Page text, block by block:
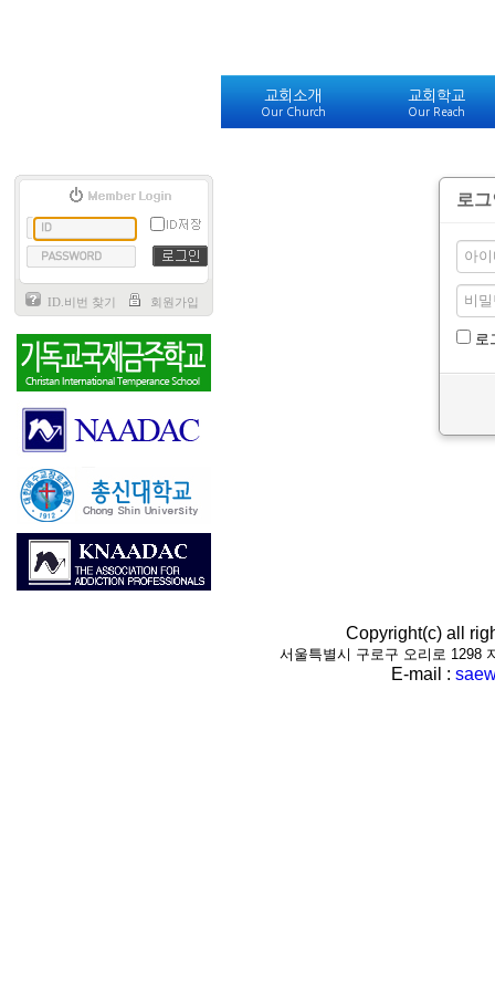
교회소개
Our Church
교회학교
Our Reach
ID.비번 찾기 회원가입
로
로
Copyright(c) all
서울특별시 구로구 오리로 1298
E-mail :